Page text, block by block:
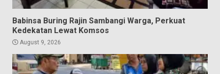
Babinsa Buring Rajin Sambangi Warga, Perkuat
Kedekatan Lewat Komsos
August 9, 2026